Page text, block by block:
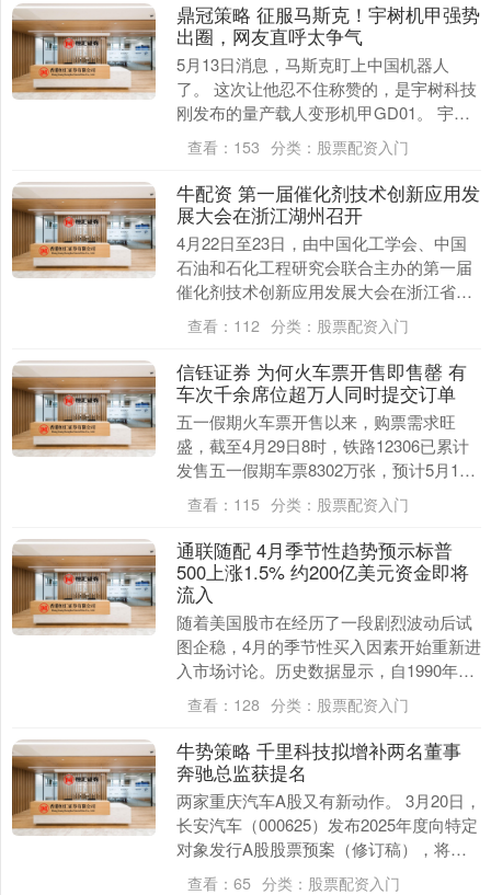
鼎冠策略 征服马斯克！宇树机甲强势
出圈，网友直呼太争气
5月13日消息，马斯克盯上中国机器人
了。 这次让他忍不住称赞的，是宇树科技
刚发布的量产载人变形机甲GD01。 宇树
官方介绍，这款机甲起售价390万元，定
位为民用....
查看： 153 分类： 股票配资入门
牛配资 第一届催化剂技术创新应用发
展大会在浙江湖州召开
4月22日至23日，由中国化工学会、中国
石油和石化工程研究会联合主办的第一届
催化剂技术创新应用发展大会在浙江省湖
州市召开，300余名代表围绕“催化剂技术
创新应用....
查看： 112 分类： 股票配资入门
信钰证券 为何火车票开售即售罄 有
车次千余席位超万人同时提交订单
五一假期火车票开售以来，购票需求旺
盛，截至4月29日8时，铁路12306已累计
发售五一假期车票8302万张，预计5月1日
为客流最高峰，预计发送旅客2400万人
次....
查看： 115 分类： 股票配资入门
通联随配 4月季节性趋势预示标普
500上涨1.5% 约200亿美元资金即将
流入
随着美国股市在经历了一段剧烈波动后试
图企稳，4月的季节性买入因素开始重新进
入市场讨论。历史数据显示，自1990年以
来，标普500指数在4月份平均上涨1.5%，
是....
查看： 128 分类： 股票配资入门
牛势策略 千里科技拟增补两名董事
奔驰总监获提名
两家重庆汽车A股又有新动作。 3月20日，
长安汽车（000625）发布2025年度向特定
对象发行A股股票预案（修订稿），将本
次定增募集资金总额由不超过60亿元（....
查看： 65 分类： 股票配资入门